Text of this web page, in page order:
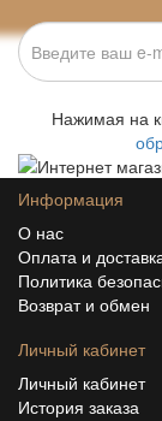
Нажимая на
Информация
О нас
Оплата и
Политика
Возврат и обмен
Личный кабинет
Личный кабинет
История заказа